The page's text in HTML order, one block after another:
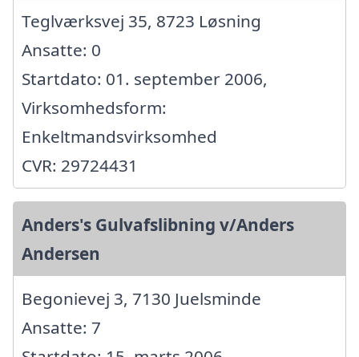
Teglværksvej 35, 8723 Løsning
Ansatte: 0
Startdato: 01. september 2006,
Virksomhedsform:
Enkeltmandsvirksomhed
CVR: 29724431
Anders's Gulvafslibning v/Anders
Andersen
Begonievej 3, 7130 Juelsminde
Ansatte: 7